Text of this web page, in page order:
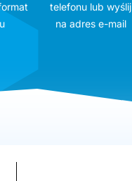
telefonu lub wyślij
na adres e-mail